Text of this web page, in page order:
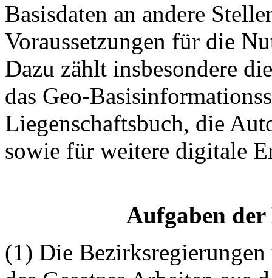
Basisdaten an andere
Voraussetzungen für die
Dazu zählt insbesondere
das Geo-
Liegenschaftsbuch, die
sowie für weitere digitale
Aufgaben
(1) Die